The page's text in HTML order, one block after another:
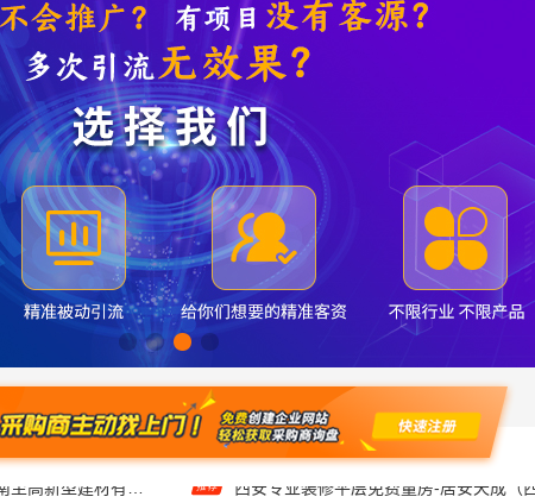
桐乡市环保室内设计口碑嘉兴锦居装饰材料有限公司 推荐 惠州装修施工工艺，华居不锈钢规范透明